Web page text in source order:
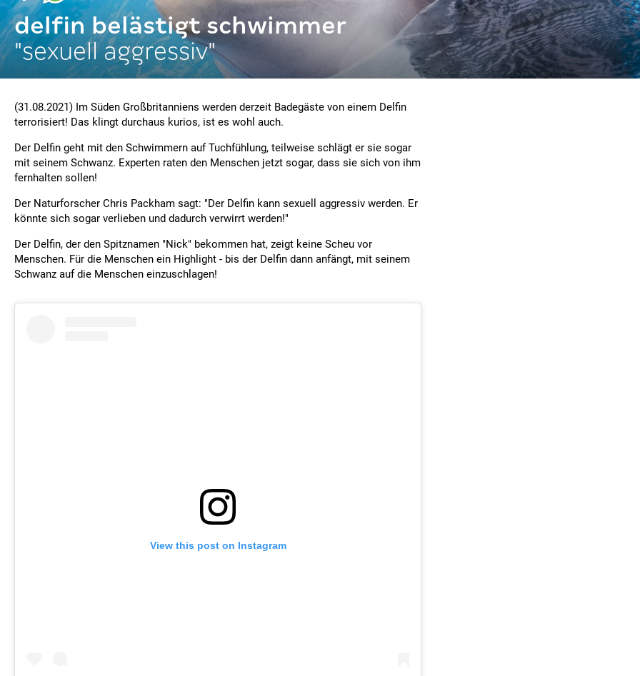
delfin belästigt schwimmer
"sexuell aggressiv"
(31.08.2021) Im Süden Großbritanniens werden derzeit Badegäste von einem Delfin
terrorisiert! Das klingt durchaus kurios, ist es wohl auch.
Der Delfin geht mit den Schwimmern auf Tuchfühlung, teilweise schlägt er sie sogar
mit seinem Schwanz. Experten raten den Menschen jetzt sogar, dass sie sich von ihm
fernhalten sollen!
Der Naturforscher Chris Packham sagt: "Der Delfin kann sexuell aggressiv werden. Er
könnte sich sogar verlieben und dadurch verwirrt werden!"
Der Delfin, der den Spitznamen "Nick" bekommen hat, zeigt keine Scheu vor
Menschen. Für die Menschen ein Highlight - bis der Delfin dann anfängt, mit seinem
Schwanz auf die Menschen einzuschlagen!
View this post on Instagram